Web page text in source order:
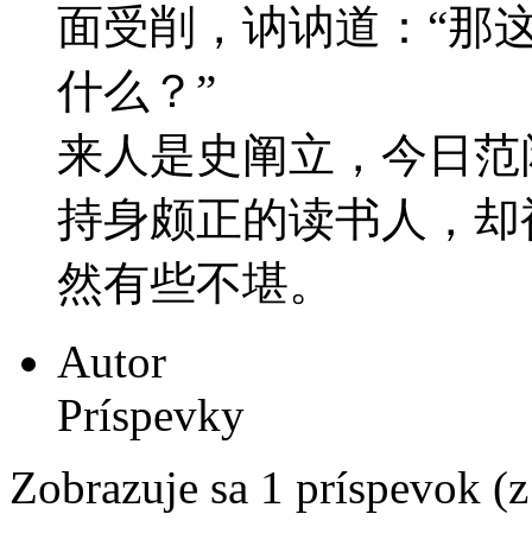
面受削，讷讷道：“那
什么？”
来人是史阐立，今日
持身颇正的读书人，
然有些不堪。
Autor
Príspevky
Zobrazuje sa 1 príspevok